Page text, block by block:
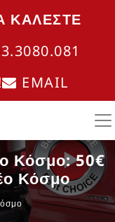
ΚΑΛΈΣΤΕ
EMAIL
Κόσμο: 50€
Κόσμο